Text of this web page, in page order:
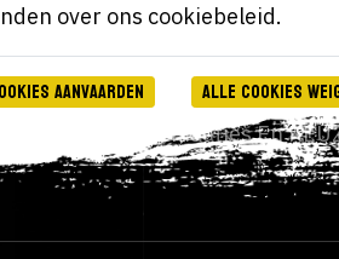
Tomaatjes En
over ons cookiebeleid.
aanvaarden Alle cookies